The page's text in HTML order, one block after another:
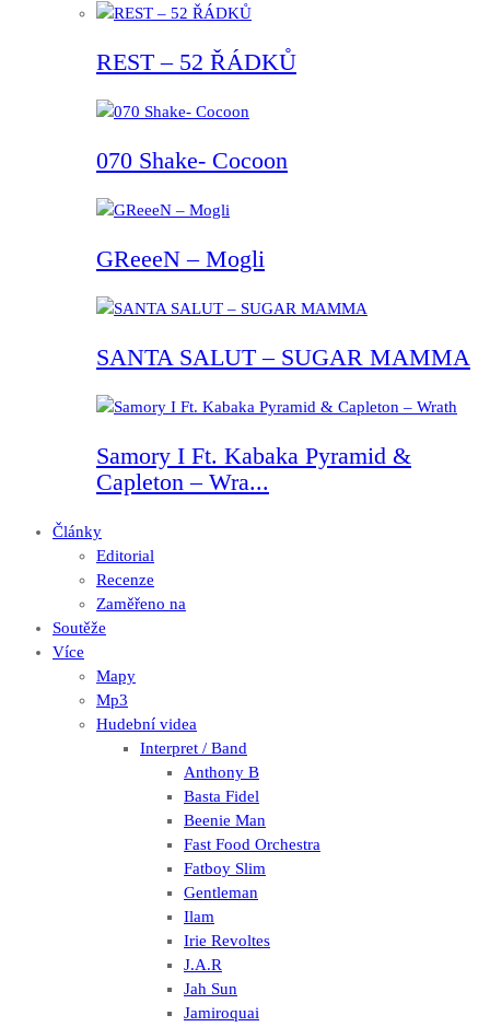
REST – 52 ŘÁDKŮ
070 Shake- Cocoon
GReeeN – Mogli
SANTA SALUT – SUGAR MAMMA
Samory I Ft. Kabaka Pyramid &
Capleton – Wra...
Články
Editorial
Recenze
Zaměřeno na
Soutěže
Více
Mapy
Mp3
Hudební videa
Interpret / Band
Anthony B
Basta Fidel
Beenie Man
Fast Food Orchestra
Fatboy Slim
Gentleman
Ilam
Irie Revoltes
J.A.R
Jah Sun
Jamiroquai